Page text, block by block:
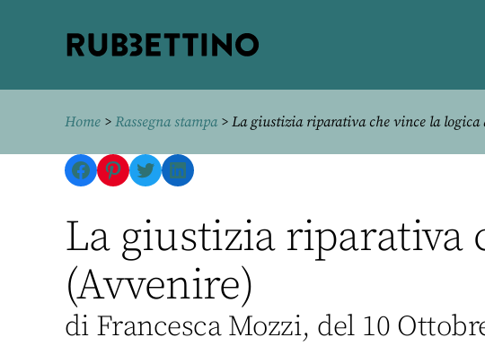
Home > Rassegna stampa> La giustizia riparativa che vince la logica
Facebook
Pinterest
TwitterLinkedIn
La giustizia riparativa
(Avvenire)
di Francesca Mozzi, del 10